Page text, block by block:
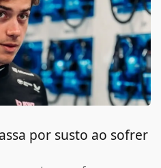
por susto ao sofrer